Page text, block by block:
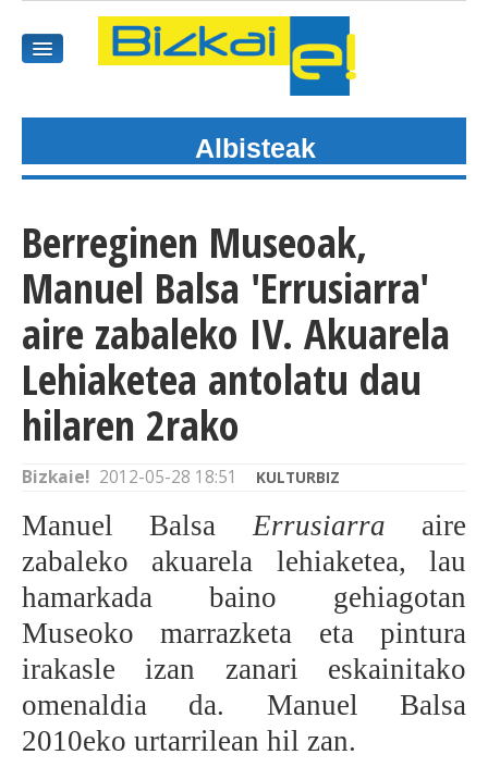
GAIAK
AGENDEA
KOMUNITATEA
ALBISTE GUZTIAK
BIDEOAK
BEREZIAK
Albisteak
Berreginen Museoak,
Manuel Balsa 'Errusiarra'
aire zabaleko IV. Akuarela
Lehiaketea antolatu dau
hilaren 2rako
Bizkaie! 2012-05-28 18:51 KULTURBIZ
Manuel Balsa Errusiarra aire
zabaleko akuarela lehiaketea, lau
hamarkada baino gehiagotan
Museoko marrazketa eta pintura
irakasle izan zanari eskainitako
omenaldia da. Manuel Balsa
2010eko urtarrilean hil zan.